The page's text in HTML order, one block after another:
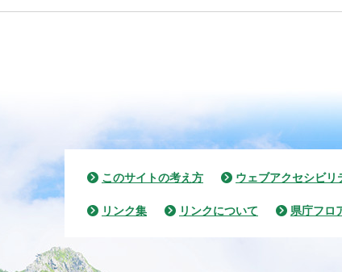
このサイトの考え方 ウェブアクセシビリ
リンク集 リンクについて 県庁フロ